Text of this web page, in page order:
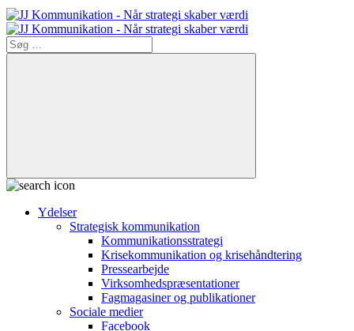
Søg
efter:
Ydelser
Strategisk kommunikation
Kommunikationsstrategi
Krisekommunikation og krisehåndtering
Pressearbejde
Virksomheds­præsentationer
Fagmagasiner og publikationer
Sociale medier
Facebook